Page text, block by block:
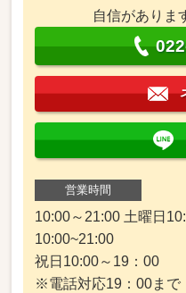
自信がありま
営業時間
10:00～21:00 土曜日
10:00~21:00
祝日10:00～19：00
※電話対応19：00まで